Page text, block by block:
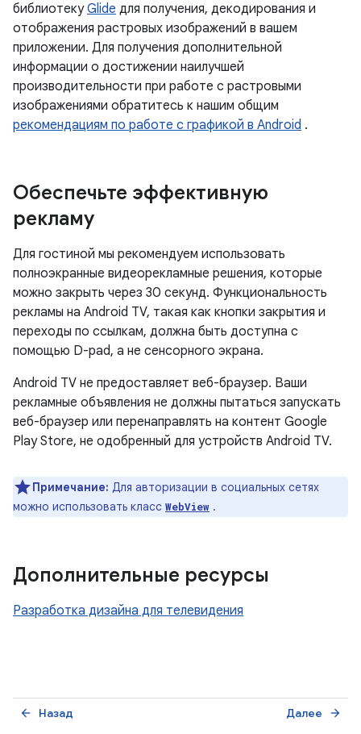
библиотекуGlide для получения, декодирования и
отображения растровых изображений в вашем
приложении. Для получения дополнительной
информации о достижении наилучшей
производительности при работе с растровыми
изображениями обратитесь к нашим общим
рекомендациям по работе с графикой в ​​Android .
Обеспечьте эффективную
рекламу
Для гостиной мы рекомендуем использовать
полноэкранные видеорекламные решения, которые
можно закрыть через 30 секунд. Функциональность
рекламы на Android TV, такая как кнопки закрытия и
переходы по ссылкам, должна быть доступна с
помощью D-pad, а не сенсорного экрана.
Android TV не предоставляет веб-браузер. Ваши
рекламные объявления не должны пытаться запускать
веб-браузер или перенаправлять на контент Google
Play Store, не одобренный для устройств Android TV.
Примечание: Для авторизации в социальных сетях
можно использовать класс WebView .
Дополнительные ресурсы
Разработка дизайна для телевидения
Назад
arrow_back Далее arrow_forward